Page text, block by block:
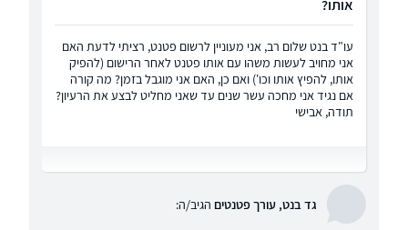
אותו?
עו"ד בנט שלום רב, אני מעוניין לרשום פטנט, רציתי לדעת האם
אני מחויב לעשות משהו עם אותו פטנט לאחר הרישום (להפיק
אותו, להפיץ אותו וכו') ואם כן, האם אני מוגבל בזמן? מה קורה
אם נגיד אני מחכה עשר שנים עד שאני מחליט לבצע את הרעיון?
תודה, אבישי
גד בנט, עורך פטנטים הגיב/ה: